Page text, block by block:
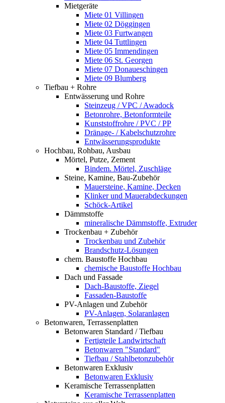
Mietgeräte
Miete 01 Villingen
Miete 02 Döggingen
Miete 03 Furtwangen
Miete 04 Tuttlingen
Miete 05 Immendingen
Miete 06 St. Georgen
Miete 07 Donaueschingen
Miete 09 Blumberg
Tiefbau + Rohre
Entwässerung und Rohre
Steinzeug / VPC / Awadock
Betonrohre, Betonformteile
Kunststoffrohre / PVC / PP
Dränage- / Kabelschutzrohre
Entwässerungsprodukte
Hochbau, Rohbau, Ausbau
Mörtel, Putze, Zement
Bindem. Mörtel, Zuschläge
Steine, Kamine, Bau-Zubehör
Mauersteine, Kamine, Decken
Klinker und Mauerabdeckungen
Schöck-Artikel
Dämmstoffe
mineralische Dämmstoffe, Extruder
Trockenbau + Zubehör
Trockenbau und Zubehör
Brandschutz-Lösungen
chem. Baustoffe Hochbau
chemische Baustoffe Hochbau
Dach und Fassade
Dach-Baustoffe, Ziegel
Fassaden-Baustoffe
PV-Anlagen und Zubehör
PV-Anlagen, Solaranlagen
Betonwaren, Terrassenplatten
Betonwaren Standard / Tiefbau
Fertigteile Landwirtschaft
Betonwaren "Standard"
Tiefbau / Stahlbetonzubehör
Betonwaren Exklusiv
Betonwaren Exklusiv
Keramische Terrassenplatten
Keramische Terrassenplatten